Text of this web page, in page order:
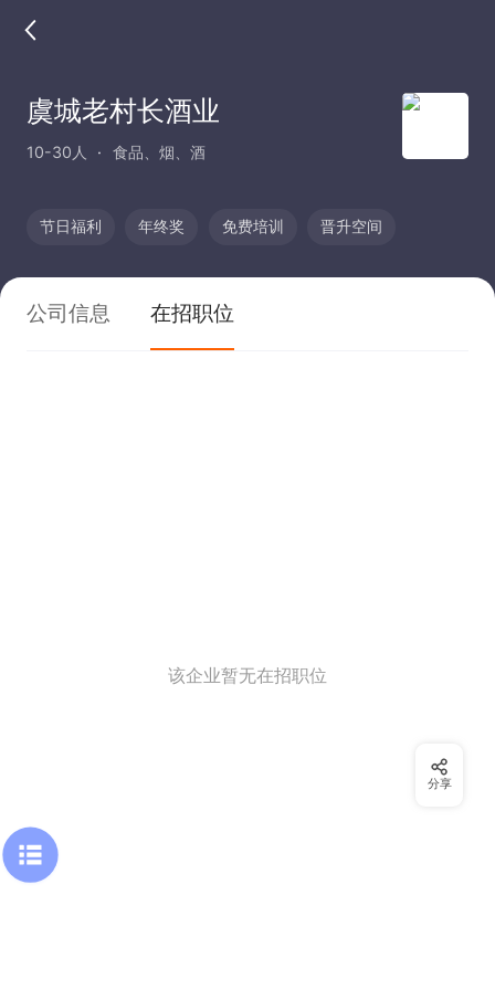
虞城老村长酒业
10-30人 食品、烟、酒
节日福利 年终奖 免费培训 晋升空间
公司信息 在招职位
该企业暂无在招职位
分享